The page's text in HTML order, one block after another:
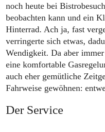
noch heute bei
beobachten kann und ein
Hinterrad. Ach ja, fast
verringerte sich etwas,
Wendigkeit. Da aber
eine komfortable
auch eher gemütliche
Fahrweise gewöhnen:
Der Service